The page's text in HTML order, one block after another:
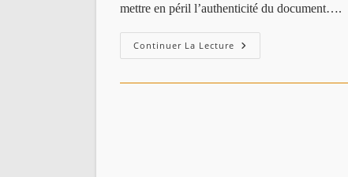
mettre en péril l’authenticité du document….
Continuer La Lecture Le
Naufrage